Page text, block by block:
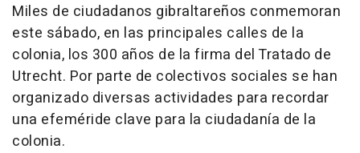
Miles de ciudadanos gibraltareños conmemoran
este sábado, en las principales calles de la
colonia, los 300 años de la firma del Tratado de
Utrecht. Por parte de colectivos sociales se han
organizado diversas actividades para recordar
una efeméride clave para la ciudadanía de la
colonia.